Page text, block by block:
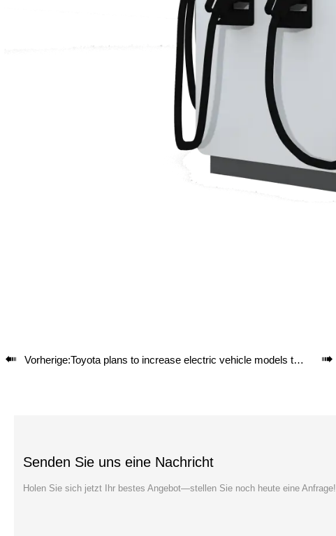
 Vorherige:Toyota plans to increase electric vehicle models to 15 and production to 1 million by 2027 
Senden Sie uns eine Nachricht
Holen Sie sich jetzt Ihr bestes Angebot—stellen Sie noch heute eine Anfrage!